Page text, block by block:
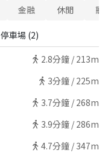
金融 休閒 寵
停車場 (2)
2.8分鐘 / 213m
3分鐘 / 225m
3.7分鐘 / 268m
3.9分鐘 / 286m
4.7分鐘 / 347m